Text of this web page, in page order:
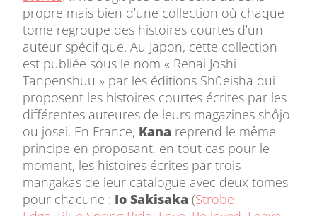
propre mais bien d’une collection où chaque
tome regroupe des histoires courtes d’un
auteur spécifique. Au Japon, cette collection
est publiée sous le nom « Renai Joshi
Tanpenshuu » par les éditions Shûeisha qui
proposent les histoires courtes écrites par les
différentes auteures de leurs magazines shôjo
ou josei. En France, Kana reprend le même
principe en proposant, en tout cas pour le
moment, les histoires écrites par trois
mangakas de leur catalogue avec deux tomes
pour chacune : Io Sakisaka (Strobe